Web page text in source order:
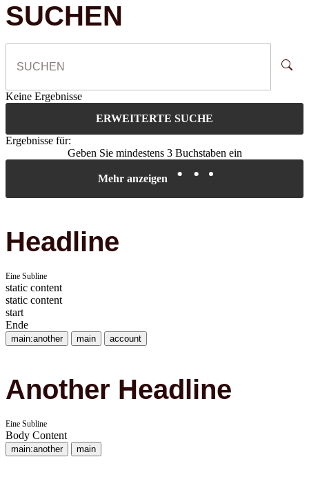
SUCHEN
Keine Ergebnisse
ERWEITERTE SUCHE
Ergebnisse für:
Geben Sie mindestens 3 Buchstaben ein
Mehr anzeigen
Headline
Eine Subline
static content
static content
start
Ende
main:another main account
Another Headline
Eine Subline
Body Content
main:another main